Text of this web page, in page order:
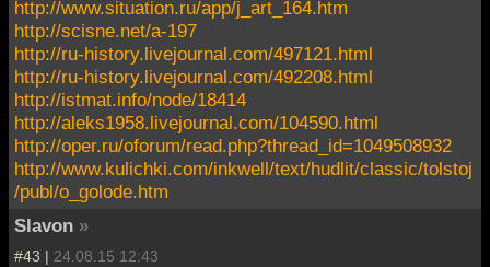
http://www.situation.ru/app/j_art_164.htm
http://scisne.net/a-197
http://ru-history.livejournal.com/497121.html
http://ru-history.livejournal.com/492208.html
http://istmat.info/node/18414
http://aleks1958.livejournal.com/104590.html
http://oper.ru/oforum/read.php?thread_id=1049508932
http://www.kulichki.com/inkwell/text/hudlit/classic/tolstoj
/publ/o_golode.htm
Slavon »
#43 | 24.08.15 12:43